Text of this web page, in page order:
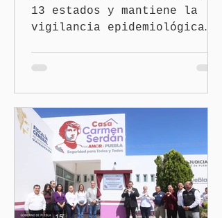
13 estados y mantiene la
vigilancia epidemiológica
Kershenobich Stalnikowitz,
aseguró que en México no
existe un brote activo de
ciclosporiasis, luego de
los recientes reportes de
casos en Estados Unidos y
de viajeros del Reino Unido
que visitaron territorio